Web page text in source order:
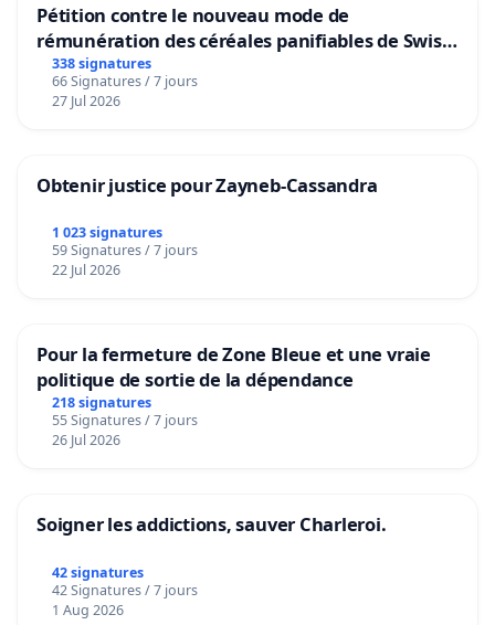
Pétition contre le nouveau mode de
rémunération des céréales panifiables de Swiss
granum basé sur la teneur en protéines
338 signatures
66 Signatures / 7 jours
27 Jul 2026
Obtenir justice pour Zayneb-Cassandra
1 023 signatures
59 Signatures / 7 jours
22 Jul 2026
Pour la fermeture de Zone Bleue et une vraie
politique de sortie de la dépendance
218 signatures
55 Signatures / 7 jours
26 Jul 2026
Soigner les addictions, sauver Charleroi.
42 signatures
42 Signatures / 7 jours
1 Aug 2026